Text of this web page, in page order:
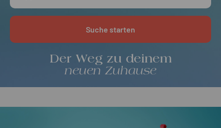
Der Weg zu deinem
neuen Zuhause
Suche starten